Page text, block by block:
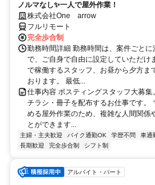
ノルマなし✨一人で屋外作業！
株式会社One arrow
フルリモート
完全歩合制
勤務時間詳細 勤務時間は、案件ごと
で、ご自身で自由に設定していただけ
で稼働するスタッフ、お昼から夕方ま
おります。 最低...
仕事内容 ポスティングスタッフ大募集
チラシ・冊子を配布するお仕事です。
める屋外作業のため、複雑な人間関係
とができます...
主婦・主夫歓迎 バイク通勤OK 学歴不問 車通
長期歓迎
完全歩合制 シフト制
アルバイト・パート